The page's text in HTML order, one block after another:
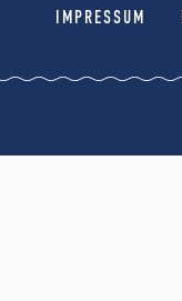
IMPRESSUM